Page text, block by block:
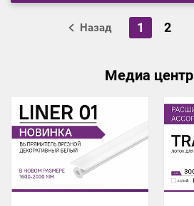
Назад 1 2
Медиа центр